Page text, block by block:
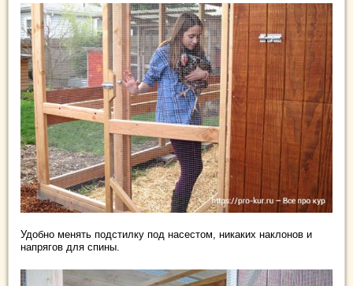
Удобно менять подстилку под насестом, никаких наклонов и
напрягов для спины.